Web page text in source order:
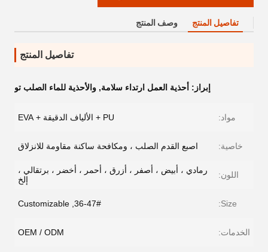
تفاصيل المنتج وصف المنتج
تفاصيل المنتج
إبراز: أحذية العمل ارتداء سلامة, والأحذية للماء الصلب تو
مواد: PU + الألياف الدقيقة + EVA
خاصية: اصبع القدم الصلب ، ومكافحة ساكنة مقاومة للانزلاق
اللون:
رمادي ، أبيض ، أصفر ، أزرق ، أحمر ، أخضر ، برتقالي ،
إلخ
Size:
36-47#, Customizable
الخدمات: OEM / ODM